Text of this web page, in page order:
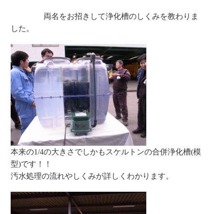
両名をお招きして浄化槽のしくみを教わりま
した。
本来の1/4の大きさでしかもスケルトンの合併浄化槽(模
型)です！！
汚水処理の流れやしくみが詳しくわかります。